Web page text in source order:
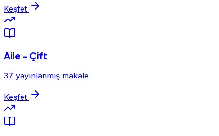
Keşfet
Aile - Çift
37 yayınlanmış makale
Keşfet